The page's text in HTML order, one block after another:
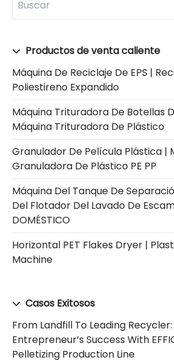
Productos de venta caliente
Máquina De Reciclaje De EPS |
Poliestireno Expandido
Máquina Trituradora De Botellas
Máquina Trituradora De Plástico
Granulador De Película Plástica |
Granuladora De Plástico PE PP
Máquina Del Tanque De
Del Flotador Del Lavado De
DOMÉSTICO
Horizontal PET Flakes Dryer |
Machine
Casos Exitosos
From Landfill To Leading
Entrepreneur’s Success With
Pelletizing Production Line